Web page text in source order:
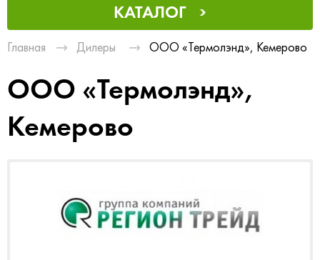
КАТАЛОГ
Главная Дилеры ООО «Термолэнд», Кемерово
ООО «Термолэнд»,
Кемерово